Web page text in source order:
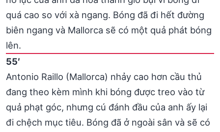
quá cao so với xà ngang. Bóng đã đi hết đường
biên ngang và Mallorca sẽ có một quả phát bóng
lên.
55′
Antonio Raillo (Mallorca) nhảy cao hơn cầu thủ
đang theo kèm mình khi bóng được treo vào từ
quả phạt góc, nhưng cú đánh đầu của anh ấy lại
đi chệch mục tiêu. Bóng đã ở ngoài sân và sẽ có